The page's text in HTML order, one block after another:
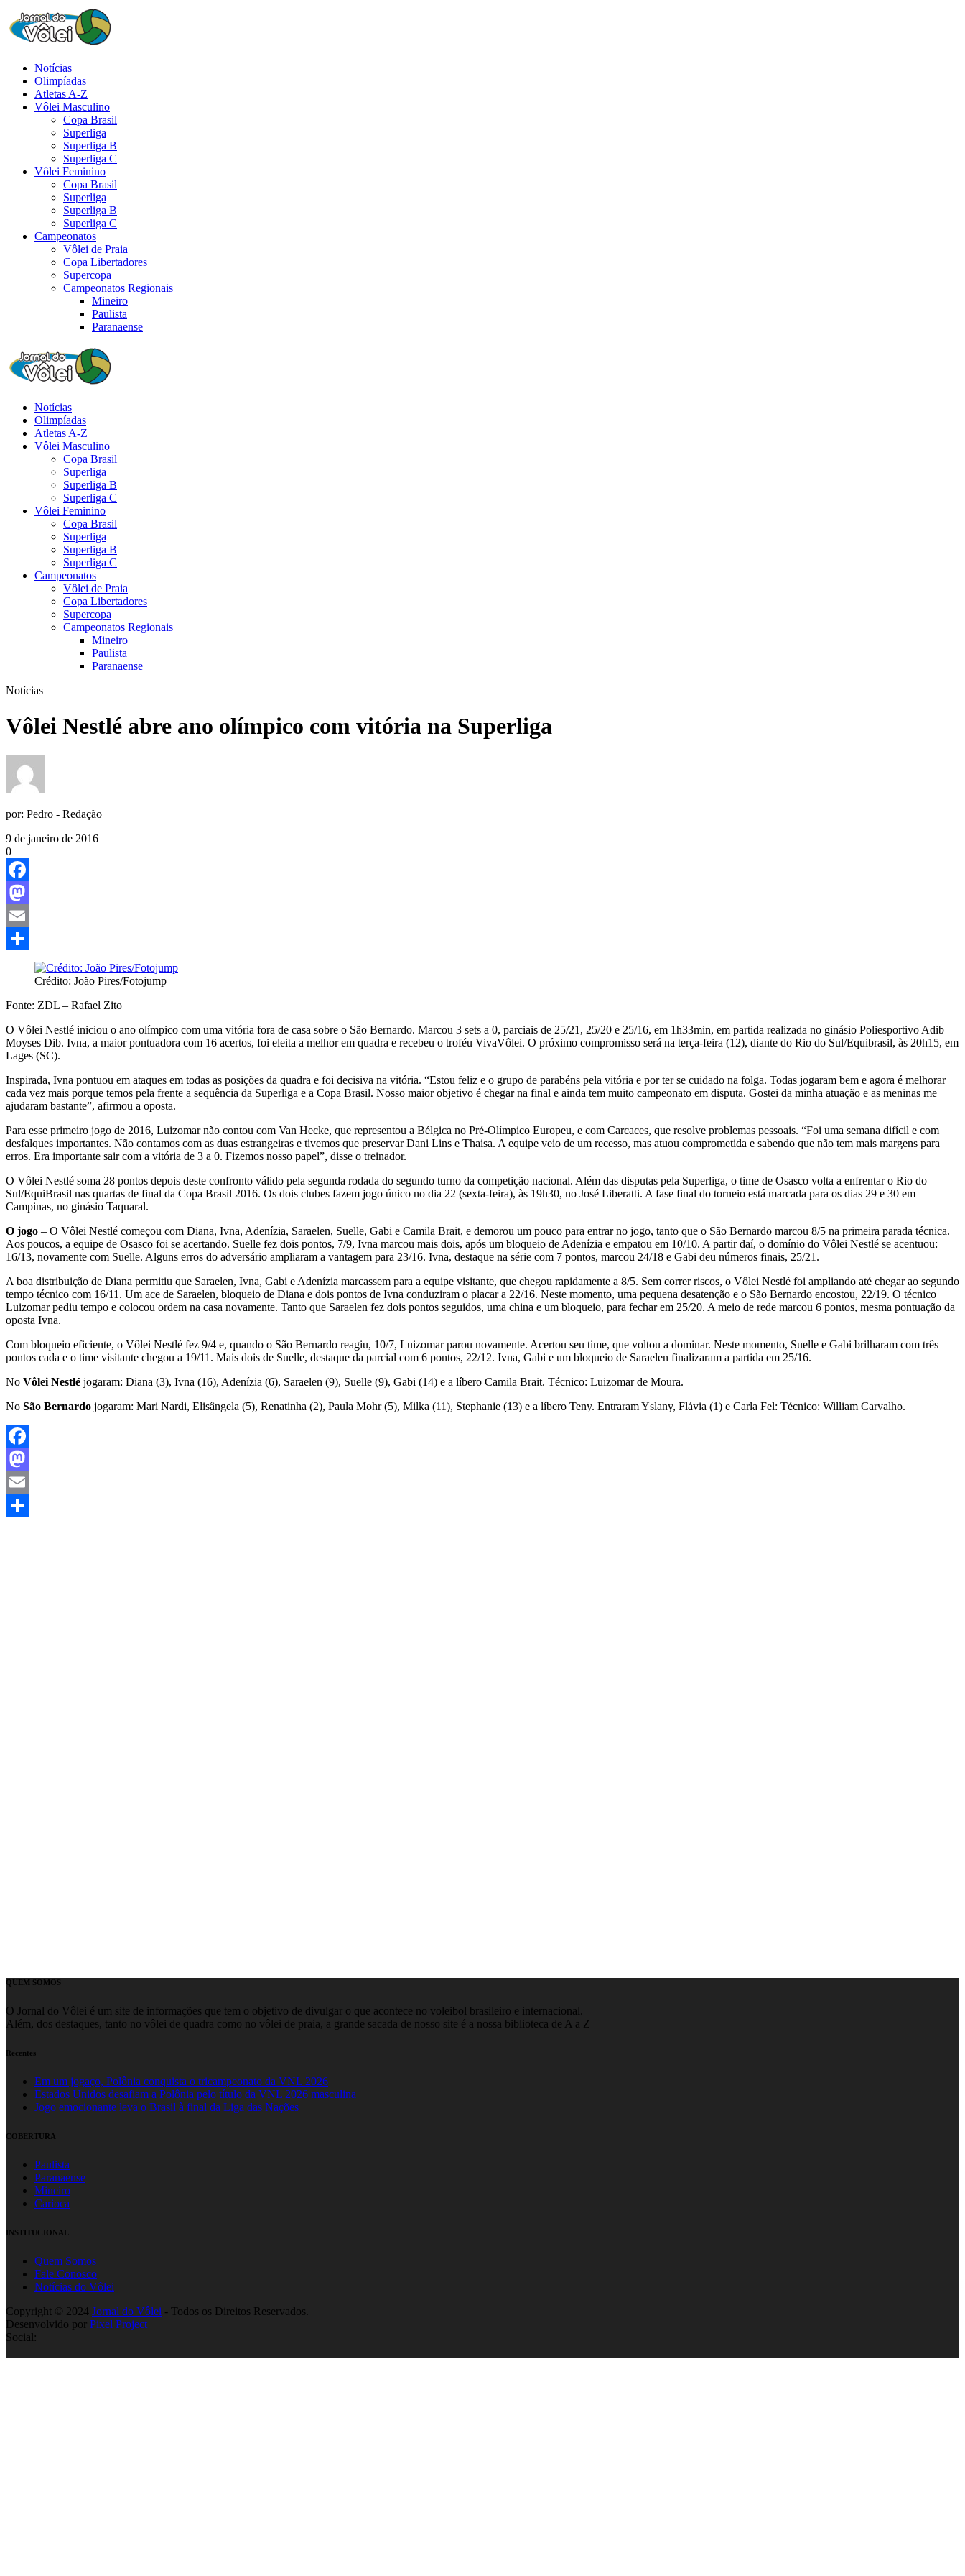
Notícias
Olimpíadas
Atletas A-Z
Vôlei Masculino
Copa Brasil
Superliga
Superliga B
Superliga C
Vôlei Feminino
Copa Brasil
Superliga
Superliga B
Superliga C
Campeonatos
Vôlei de Praia
Copa Libertadores
Supercopa
Campeonatos Regionais
Mineiro
Paulista
Paranaense
Notícias
Olimpíadas
Atletas A-Z
Vôlei Masculino
Copa Brasil
Superliga
Superliga B
Superliga C
Vôlei Feminino
Copa Brasil
Superliga
Superliga B
Superliga C
Campeonatos
Vôlei de Praia
Copa Libertadores
Supercopa
Campeonatos Regionais
Mineiro
Paulista
Paranaense
Notícias
Vôlei Nestlé abre ano olímpico com vitória na Superliga
por: Pedro - Redação
9 de janeiro de 2016
0
Facebook
Mastodon
Email
Crédito: João Pires/Fotojump
Fonte: ZDL – Rafael Zito
O Vôlei Nestlé iniciou o ano olímpico com uma vitória fora de casa sobre o São Bernardo. Marcou 3 sets a 0, parciais de 25/21, 25/20 e 25/16, em 1h33min, em partida realizada no ginásio Poliesportivo Adib
Moyses Dib. Ivna, a maior pontuadora com 16 acertos, foi eleita a melhor em quadra e recebeu o troféu VivaVôlei. O próximo compromisso será na terça-feira (12), diante do Rio do Sul/Equibrasil, às 20h15, em
Lages (SC).
Inspirada, Ivna pontuou em ataques em todas as posições da quadra e foi decisiva na vitória. “Estou feliz e o grupo de parabéns pela vitória e por ter se cuidado na folga. Todas jogaram bem e agora é melhorar
cada vez mais porque temos pela frente a sequência da Superliga e a Copa Brasil. Nosso maior objetivo é chegar na final e ainda tem muito campeonato em disputa. Gostei da minha atuação e as meninas me
ajudaram bastante”, afirmou a oposta.
Para esse primeiro jogo de 2016, Luizomar não contou com Van Hecke, que representou a Bélgica no Pré-Olímpico Europeu, e com Carcaces, que resolve problemas pessoais. “Foi uma semana difícil e com
desfalques importantes. Não contamos com as duas estrangeiras e tivemos que preservar Dani Lins e Thaisa. A equipe veio de um recesso, mas atuou comprometida e sabendo que não tem mais margens para
erros. Era importante sair com a vitória de 3 a 0. Fizemos nosso papel”, disse o treinador.
O Vôlei Nestlé soma 28 pontos depois deste confronto válido pela segunda rodada do segundo turno da competição nacional. Além das disputas pela Superliga, o time de Osasco volta a enfrentar o Rio do
Sul/EquiBrasil nas quartas de final da Copa Brasil 2016. Os dois clubes fazem jogo único no dia 22 (sexta-feira), às 19h30, no José Liberatti. A fase final do torneio está marcada para os dias 29 e 30 em
Campinas, no ginásio Taquaral.
O jogo – O Vôlei Nestlé começou com Diana, Ivna, Adenízia, Saraelen, Suelle, Gabi e Camila Brait, e demorou um pouco para entrar no jogo, tanto que o São Bernardo marcou 8/5 na primeira parada técnica.
Aos poucos, a equipe de Osasco foi se acertando. Suelle fez dois pontos, 7/9, Ivna marcou mais dois, após um bloqueio de Adenízia e empatou em 10/10. A partir daí, o domínio do Vôlei Nestlé se acentuou:
16/13, novamente com Suelle. Alguns erros do adversário ampliaram a vantagem para 23/16. Ivna, destaque na série com 7 pontos, marcou 24/18 e Gabi deu números finais, 25/21.
A boa distribuição de Diana permitiu que Saraelen, Ivna, Gabi e Adenízia marcassem para a equipe visitante, que chegou rapidamente a 8/5. Sem correr riscos, o Vôlei Nestlé foi ampliando até chegar ao segundo
tempo técnico com 16/11. Um ace de Saraelen, bloqueio de Diana e dois pontos de Ivna conduziram o placar a 22/16. Neste momento, uma pequena desatenção e o São Bernardo encostou, 22/19. O técnico
Luizomar pediu tempo e colocou ordem na casa novamente. Tanto que Saraelen fez dois pontos seguidos, uma china e um bloqueio, para fechar em 25/20. A meio de rede marcou 6 pontos, mesma pontuação da
oposta Ivna.
Com bloqueio eficiente, o Vôlei Nestlé fez 9/4 e, quando o São Bernardo reagiu, 10/7, Luizomar parou novamente. Acertou seu time, que voltou a dominar. Neste momento, Suelle e Gabi brilharam com três
pontos cada e o time visitante chegou a 19/11. Mais dois de Suelle, destaque da parcial com 6 pontos, 22/12. Ivna, Gabi e um bloqueio de Saraelen finalizaram a partida em 25/16.
No Vôlei Nestlé jogaram: Diana (3), Ivna (16), Adenízia (6), Saraelen (9), Suelle (9), Gabi (14) e a líbero Camila Brait. Técnico: Luizomar de Moura.
No São Bernardo jogaram: Mari Nardi, Elisângela (5), Renatinha (2), Paula Mohr (5), Milka (11), Stephanie (13) e a líbero Teny. Entraram Yslany, Flávia (1) e Carla Fel: Técnico: William Carvalho.
Facebook
Mastodon
Email
QUEM SOMOS
O Jornal do Vôlei é um site de informações que tem o objetivo de divulgar o que acontece no voleibol brasileiro e internacional.
Além, dos destaques, tanto no vôlei de quadra como no vôlei de praia, a grande sacada de nosso site é a nossa biblioteca de A a Z
Recentes
Em um jogaço, Polônia conquista o tricampeonato da VNL 2026
Estados Unidos desafiam a Polônia pelo título da VNL 2026 masculina
Jogo emocionante leva o Brasil à final da Liga das Nações
COBERTURA
Paulista
Paranaense
Mineiro
Carioca
INSTITUCIONAL
Quem Somos
Fale Conosco
Notícias do Vôlei
Copyright © 2024 Jornal do Vôlei - Todos os Direitos Reservados.
Desenvolvido por Pixel Project
Social: